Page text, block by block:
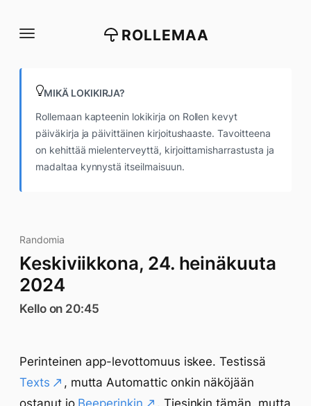
suoraan
ROLLEMAA
MIKÄ LOKIKIRJA?
Rollemaan kapteenin lokikirja on Rollen kevyt
päiväkirja ja päivittäinen kirjoitushaaste. Tavoitteena
on kehittää mielenterveyttä, kirjoittamisharrastusta ja
madaltaa kynnystä itseilmaisuun.
Randomia
Keskiviikkona, 24. heinäkuuta
2024
Kello on 20:45
Perinteinen app-levottomuus iskee. Testissä
Texts
, mutta Automattic onkin näköjään
ostanut jo Beeperinkin
. Tiesinkin tämän, mutta